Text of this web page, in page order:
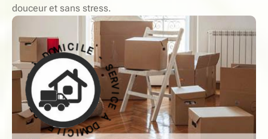
douceur et sans stress.
S
E
R
V
I
C
E
À
D
O
M
I
C
ILE - SER
VI
C
E
À
D
O
M
I
C
I
L
E
-